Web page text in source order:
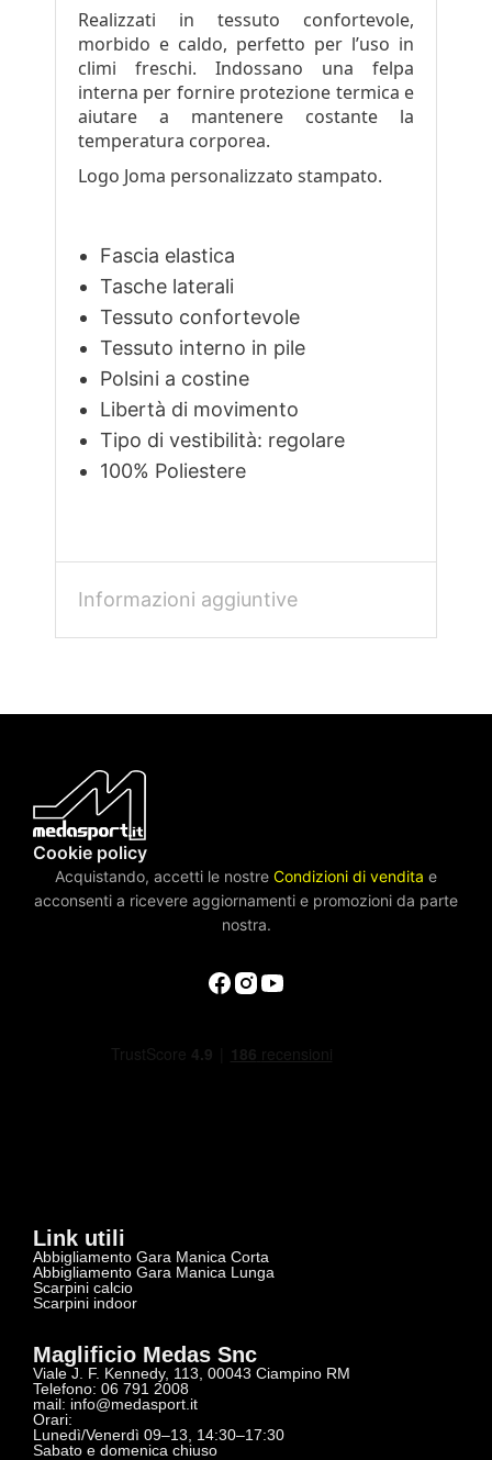
Realizzati in tessuto confortevole,
morbido e caldo, perfetto per l’uso in
climi freschi. Indossano una felpa
interna per fornire protezione termica e
aiutare a mantenere costante la
temperatura corporea.
Logo Joma personalizzato stampato.
Fascia elastica
Tasche laterali
Tessuto confortevole
Tessuto interno in pile
Polsini a costine
Libertà di movimento
Tipo di vestibilità: regolare
100% Poliestere
Informazioni aggiuntive
Cookie policy
Acquistando, accetti le nostre Condizioni di vendita e
acconsenti a ricevere aggiornamenti e promozioni da parte
nostra.
Link utili
Abbigliamento Gara Manica Corta
Abbigliamento Gara Manica Lunga
Scarpini calcio
Scarpini indoor
Maglificio Medas Snc
Viale J. F. Kennedy, 113, 00043 Ciampino RM
Telefono: 06 791 2008
mail: info@medasport.it
Orari:
Lunedì/Venerdì 09–13, 14:30–17:30
Sabato e domenica chiuso